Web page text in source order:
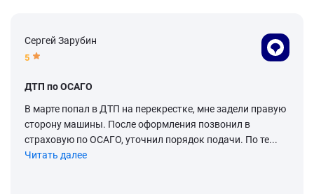
Сергей Зарубин
5
ДТП по ОСАГО
В марте попал в ДТП на перекрестке, мне задели правую
сторону машины. После оформления позвонил в
страховую по ОСАГО, уточнил порядок подачи. По те...
Читать далее